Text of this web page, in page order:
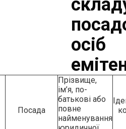
осіб
Посада
Прізвище,
ім’я, по-
батькові або
повне
найменування